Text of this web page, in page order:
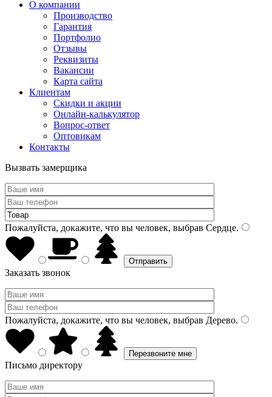
О компании
Производство
Гарантия
Портфолио
Отзывы
Реквизиты
Вакансии
Карта сайта
Клиентам
Скидки и акции
Онлайн-калькулятор
Вопрос-ответ
Оптовикам
Контакты
Вызвать замерщика
Пожалуйста, докажите, что вы человек, выбрав Сердце.
Заказать звонок
Пожалуйста, докажите, что вы человек, выбрав Дерево.
Письмо директору